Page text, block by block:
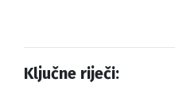
Ključne riječi: